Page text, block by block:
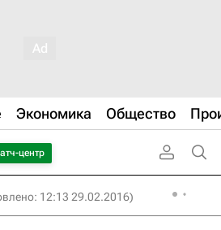
Экономика Общество
центр
12:13 29.02.2016)